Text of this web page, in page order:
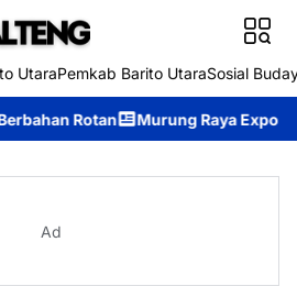
UtaraPemkab Barito UtaraSosial
Raya Expo 2026 Resmi
Ad